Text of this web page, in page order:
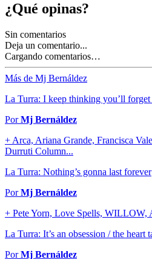
¿Qué opinas?
Sin comentarios
Deja un comentario...
Cargando comentarios…
Más de Mj Bernáldez
La Turra: I keep thinking you’ll forget
PorMj Bernáldez
+ Arca, Ariana Grande, Francisca
Durruti Column...
La Turra: Nothing’s gonna last forever
PorMj Bernáldez
+ Pete Yorn, Love Spells, WILLOW,
La Turra: It’s an obsession / the heart
PorMj Bernáldez